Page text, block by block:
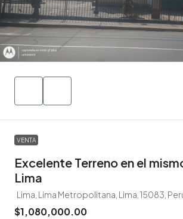
VENTA
Excelente Terreno en el
Lima
Lima, Lima Metropolitana, Lima, 15083,
$1,080,000.00